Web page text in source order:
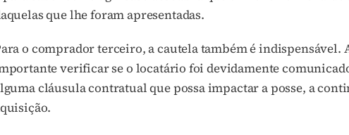
que lhe foram apresentadas.
o comprador terceiro, a cautela também é
verificar se o locatário foi devidamente
cláusula contratual que possa impactar a posse, a